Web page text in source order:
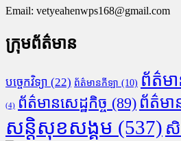
Email: vetyeahenwps168@gmail.com
ក្រុមព័ត៌មាន
បច្ចេកវិទ្យា (22) ព័ត៌មានកីឡា (10) ព័ត៌ម
(4) ព័ត៌មានសេដ្ឋកិច្ច (89) ព័ត៌មា
សន្តិសុខសង្គម (537) សិ